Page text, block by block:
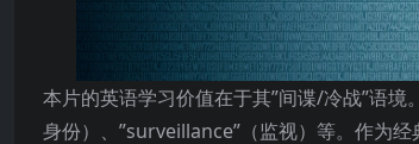
本片的英语学习价值在于其”间谍/冷战”语
身份）、”surveillance”（监视）等。作为